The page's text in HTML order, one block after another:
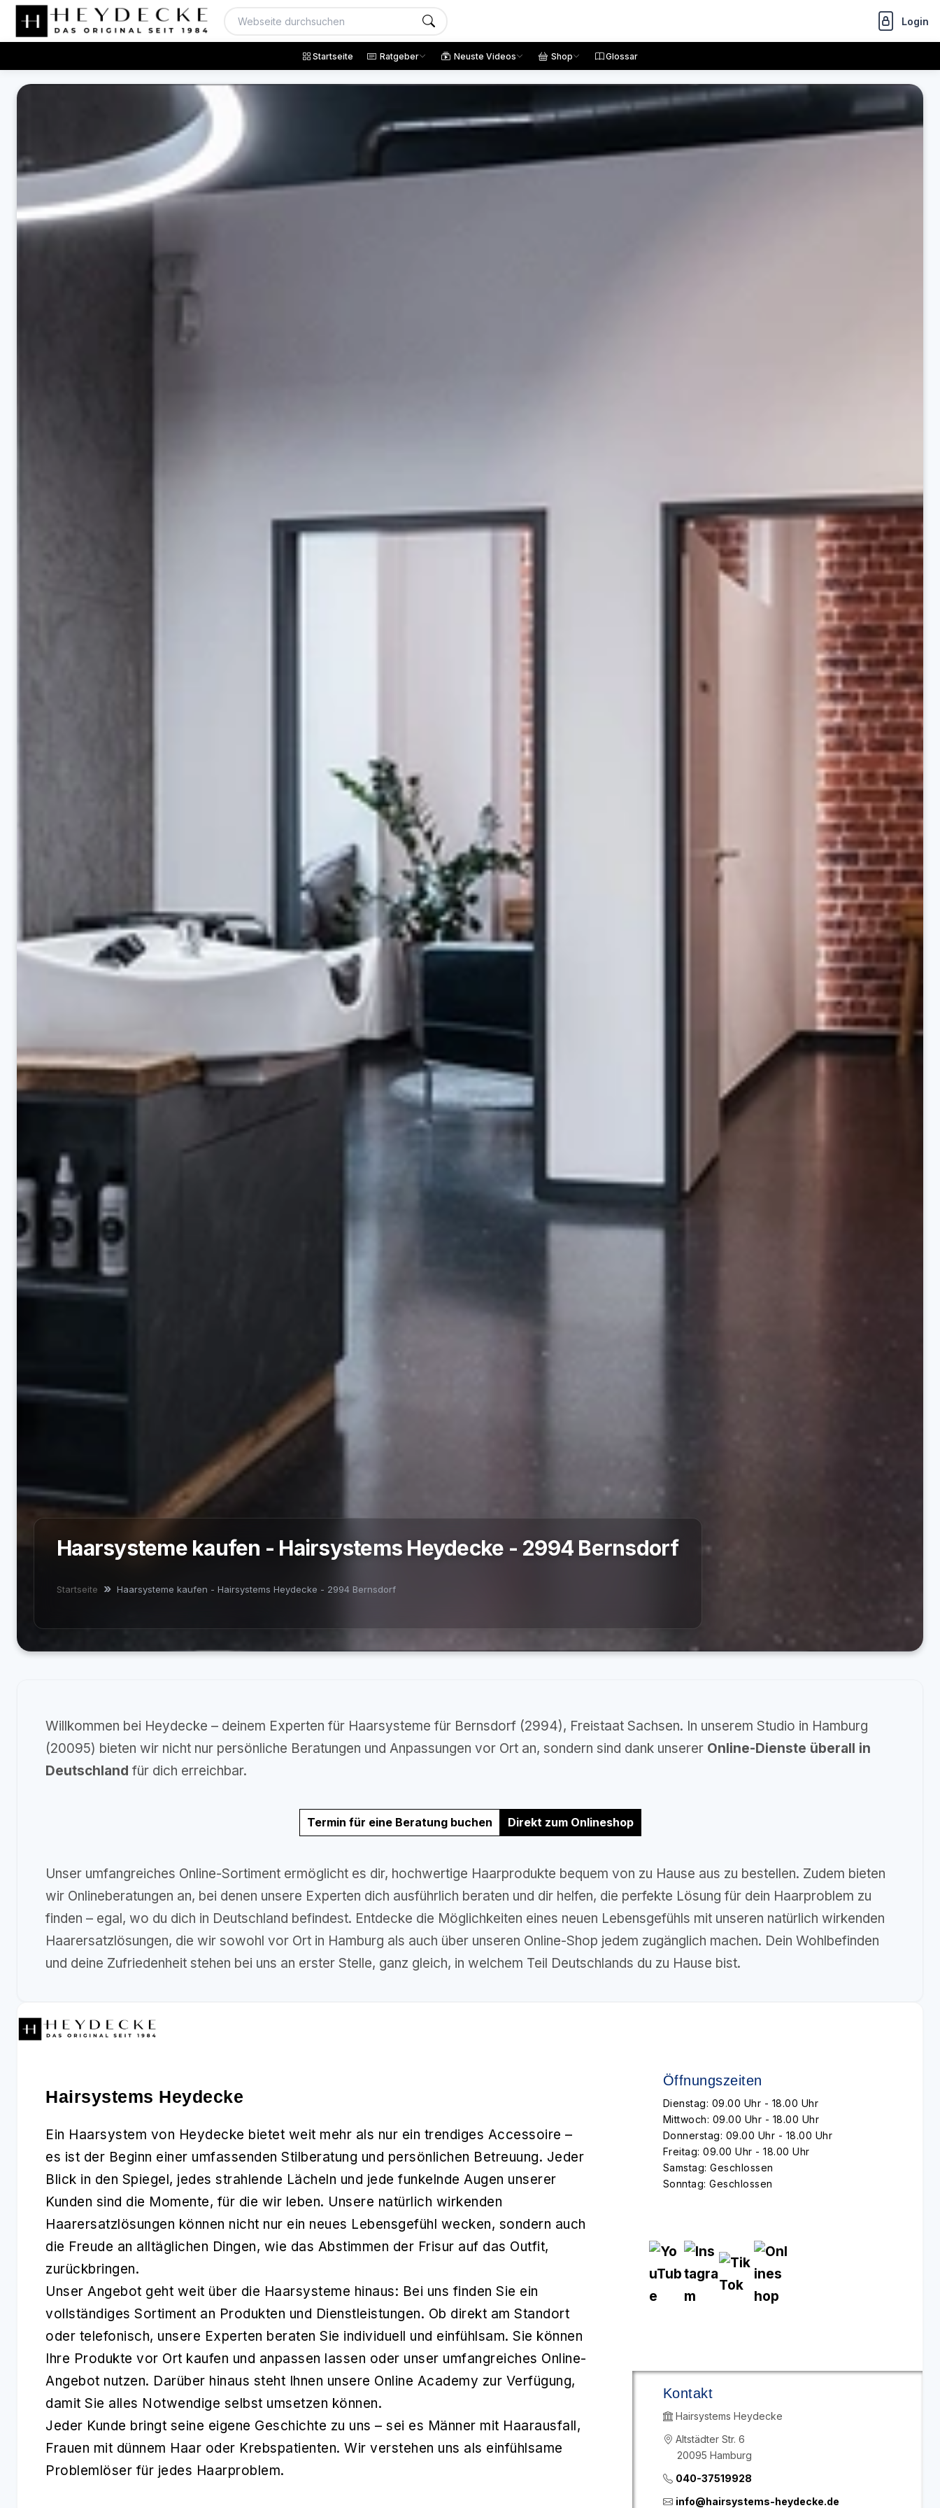
Login
Startseite Ratgeber Neuste Videos Shop Glossar
Haarsysteme kaufen - Hairsystems Heydecke - 2994 Bernsdorf
Startseite Haarsysteme kaufen - Hairsystems Heydecke - 2994 Bernsdorf
Willkommen bei Heydecke – deinem Experten für Haarsysteme für Bernsdorf (2994), Freistaat Sachsen. In unserem Studio in Hamburg
(20095) bieten wir nicht nur persönliche Beratungen und Anpassungen vor Ort an, sondern sind dank unserer Online-Dienste überall in
Deutschland für dich erreichbar.
Termin für eine Beratung buchen Direkt zum Onlineshop
Unser umfangreiches Online-Sortiment ermöglicht es dir, hochwertige Haarprodukte bequem von zu Hause aus zu bestellen. Zudem bieten
wir Onlineberatungen an, bei denen unsere Experten dich ausführlich beraten und dir helfen, die perfekte Lösung für dein Haarproblem zu
finden – egal, wo du dich in Deutschland befindest. Entdecke die Möglichkeiten eines neuen Lebensgefühls mit unseren natürlich wirkenden
Haarersatzlösungen, die wir sowohl vor Ort in Hamburg als auch über unseren Online-Shop jedem zugänglich machen. Dein Wohlbefinden
und deine Zufriedenheit stehen bei uns an erster Stelle, ganz gleich, in welchem Teil Deutschlands du zu Hause bist.
Hairsystems Heydecke
Ein Haarsystem von Heydecke bietet weit mehr als nur ein trendiges Accessoire –
es ist der Beginn einer umfassenden Stilberatung und persönlichen Betreuung. Jeder
Blick in den Spiegel, jedes strahlende Lächeln und jede funkelnde Augen unserer
Kunden sind die Momente, für die wir leben. Unsere natürlich wirkenden
Haarersatzlösungen können nicht nur ein neues Lebensgefühl wecken, sondern auch
die Freude an alltäglichen Dingen, wie das Abstimmen der Frisur auf das Outfit,
zurückbringen.
Unser Angebot geht weit über die Haarsysteme hinaus: Bei uns finden Sie ein
vollständiges Sortiment an Produkten und Dienstleistungen. Ob direkt am Standort
oder telefonisch, unsere Experten beraten Sie individuell und einfühlsam. Sie können
Ihre Produkte vor Ort kaufen und anpassen lassen oder unser umfangreiches Online-
Angebot nutzen. Darüber hinaus steht Ihnen unsere Online Academy zur Verfügung,
damit Sie alles Notwendige selbst umsetzen können.
Jeder Kunde bringt seine eigene Geschichte zu uns – sei es Männer mit Haarausfall,
Frauen mit dünnem Haar oder Krebspatienten. Wir verstehen uns als einfühlsame
Problemlöser für jedes Haarproblem.
Öffnungszeiten
Dienstag: 09.00 Uhr - 18.00 Uhr
Mittwoch: 09.00 Uhr - 18.00 Uhr
Donnerstag: 09.00 Uhr - 18.00 Uhr
Freitag: 09.00 Uhr - 18.00 Uhr
Samstag: Geschlossen
Sonntag: Geschlossen
Kontakt
Hairsystems Heydecke
Altstädter Str. 6
20095 Hamburg
040-37519928
info@hairsystems-heydecke.de